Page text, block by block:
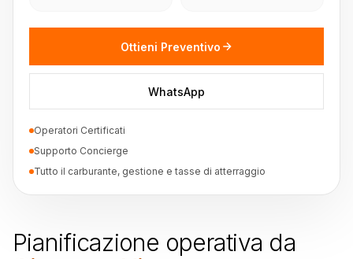
Ottieni Preventivo
WhatsApp
Operatori Certificati
Supporto Concierge
Tutto il carburante, gestione e tasse di atterraggio
Pianificazione operativa da